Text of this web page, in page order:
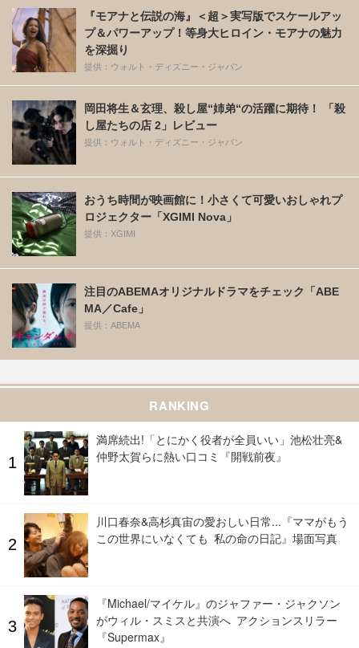
『モアナと伝説の海』＜超＞実写版でスケールアッ
プ＆パワーアップ！等身大ヒロイン・モアナの魅力
を深掘り
提供：ウォルト・ディズニー・ジャパン
岡田将生＆玄理、殺し屋“姉弟“の活躍に期待！ 「殺
し屋たちの店 2」レビュー
提供：ウォルト・ディズニー・ジャパン
おうち時間が映画館に！小さくて可愛いおしゃれプ
ロジェクター「XGIMI Nova」
提供：XGIMI
注目のABEMAオリジナルドラマをチェック「ABE
MA／Cafe」
提供：ABEMA
RANKING
満席続出!「とにかく役者が全員いい」池松壮亮&
仲野太賀らに熱い口コミ『開戦前夜』
川口春奈&高杉真宙の愛おしい日常...『ママがもう
この世界にいなくても 私の命の日記』場面写真
『Michael/マイケル』のジャファー・ジャクソン
がウィル・スミスと共演へ アクションスリラー
『Supermax』